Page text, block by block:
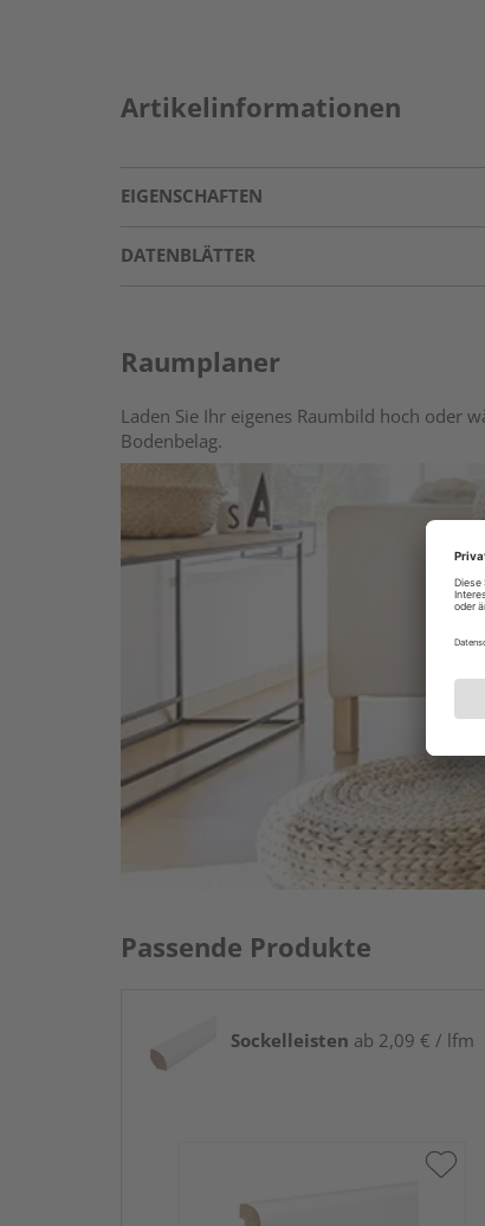
Artikelinformationen
EIGENSCHAFTEN
DATENBLÄTTER
Raumplaner
Laden Sie Ihr eigenes Raumbild hoch oder
Bodenbelag.
Passende Produkte
Sockelleisten ab 2,09 € / lfm